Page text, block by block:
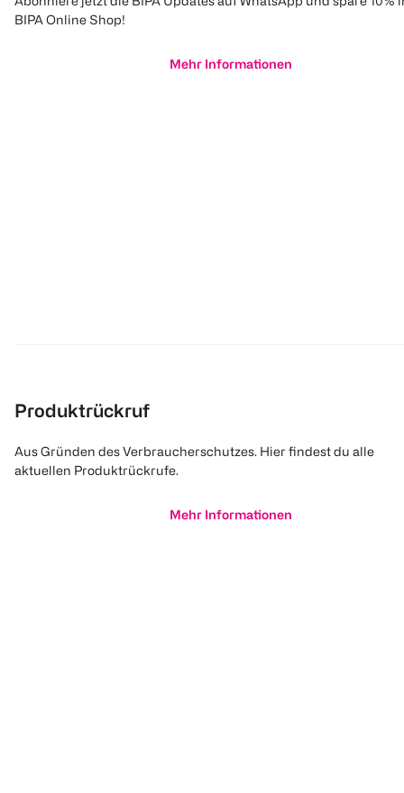
BIPA Online Shop!
Mehr Informationen
Produktrückruf
Aus Gründen des Verbraucherschutzes. Hier findest du alle
aktuellen Produktrückrufe.
Mehr Informationen